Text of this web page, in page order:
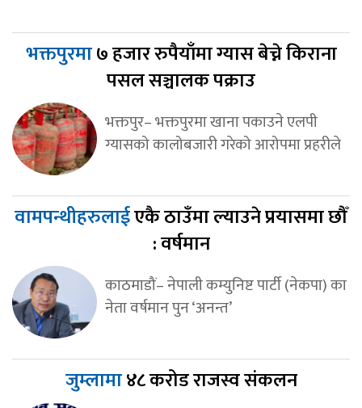
भक्तपुरमा७ हजार रुपैयाँमा ग्यास बेच्ने किराना
पसल सञ्चालक पक्राउ
भक्तपुर– भक्तपुरमा खाना पकाउने एलपी
ग्यासको कालोबजारी गरेको आरोपमा प्रहरीले
वामपन्थीहरुलाईएकै ठाउँमा ल्याउने प्रयासमा छौँ
: वर्षमान
काठमाडौं– नेपाली कम्युनिष्ट पार्टी (नेकपा) का
नेता वर्षमान पुन ‘अनन्त’
जुम्लामा४८ करोड राजस्व संकलन